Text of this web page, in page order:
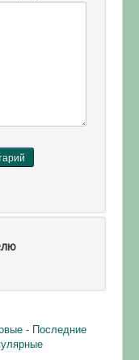
- Последние